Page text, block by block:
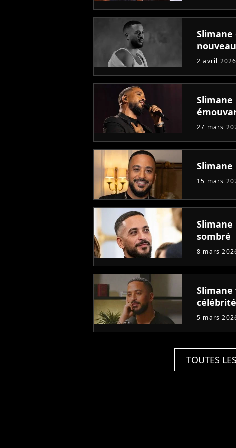
2 avril 2026
Slimane
27 mars
15 mars
sombré
8 mars
célébrité
5 mars
TOUTES